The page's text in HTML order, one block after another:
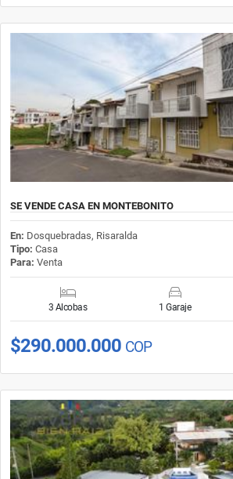
SE VENDE CASA EN MONTEBONITO
En: Dosquebradas, Risaralda
Tipo: Casa
Para: Venta
3 Alcobas 1 Garaje
$290.000.000 COP